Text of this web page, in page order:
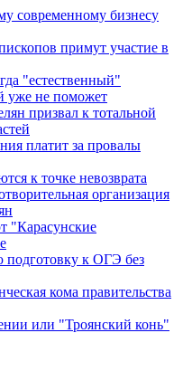
современному бизнесу
примут участие в
"естественный"
уже не поможет
призвал к тотальной
платит за провалы
к точке невозврата
организация
"Карасунские
подготовку к ОГЭ без
кома правительства
или "Троянский конь"